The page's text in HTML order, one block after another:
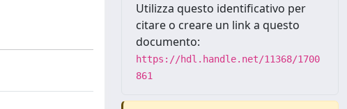
Utilizza questo identificativo per
citare o creare un link a questo
documento:
https://hdl.handle.net/11368/1700
861